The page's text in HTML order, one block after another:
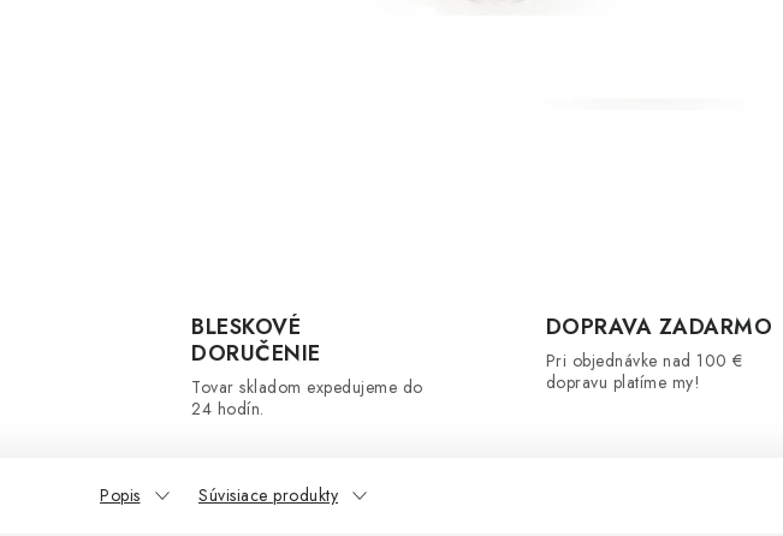
BLESKOVÉ
DORUČENIE
Tovar skladom expedujeme do
24 hodín.
DOPRAVA ZADARMO
Pri objednávke nad 100 €
dopravu platíme my!
Popis Súvisiace produkty